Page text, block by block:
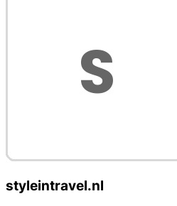
styleintravel.nl